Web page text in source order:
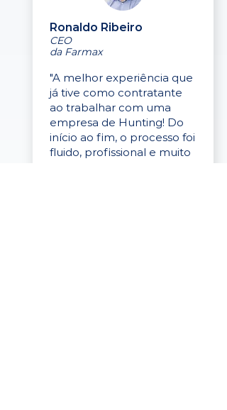
Ronaldo Ribeiro
CEO
da Farmax
"A melhor experiência que
já tive como contratante
ao trabalhar com uma
empresa de Hunting! Do
início ao fim, o processo foi
fluido, profissional e muito